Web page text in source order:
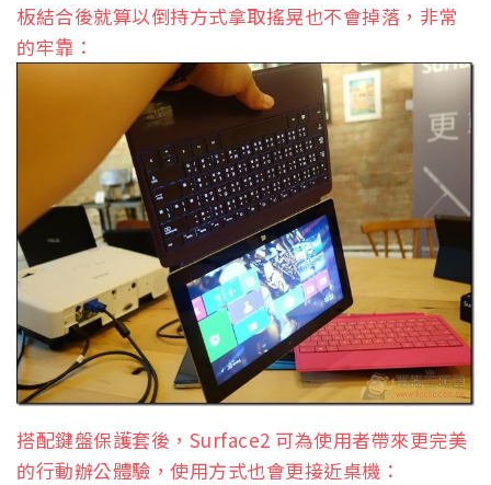
板結合後就算以倒持方式拿取搖晃也不會掉落，非常
的牢靠：
搭配鍵盤保護套後，Surface2 可為使用者帶來更完美
的行動辦公體驗，使用方式也會更接近桌機：